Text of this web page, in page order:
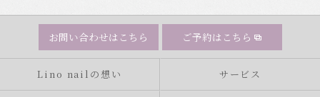
お問い合わせはこちら ご予約はこちら
Lino nailの想い サービス